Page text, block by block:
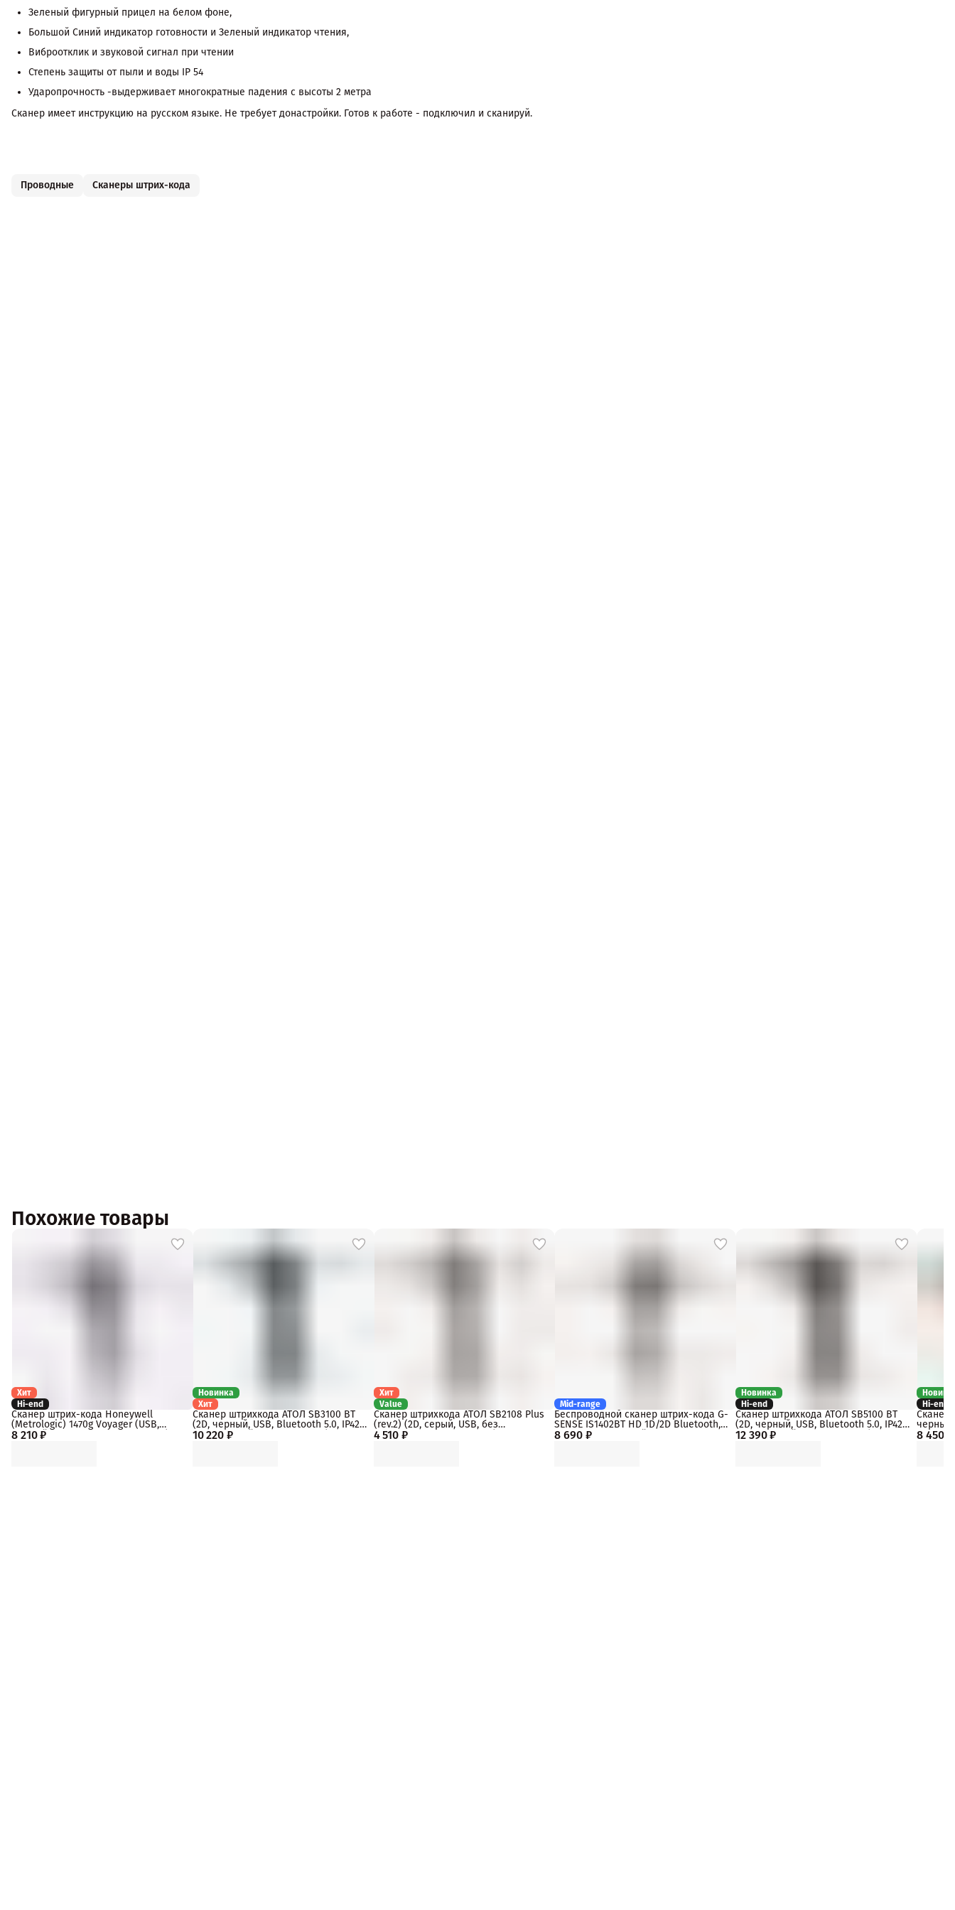
Зеленый фигурный прицел на белом фоне,
Большой Синий индикатор готовности и Зеленый индикатор чтения,
Виброотклик и звуковой сигнал при чтении
Степень защиты от пыли и воды IP 54
Ударопрочность -выдерживает многократные падения с высоты 2 метра
Сканер имеет инструкцию на русском языке. Не требует донастройки. Готов к работе - подключил и сканируй.
Проводные Сканеры штрих-кода
Похожие товары
Хит
Hi-end
8 210 ₽
Сканер штрих-кода Honeywell
(Metrologic) 1470g Voyager (USB,
Черный, арт. 1470G2D-2USB-33502)
Новинка
Хит
10 220 ₽
Сканер штрихкода АТОЛ SB3100 BT
(2D, черный, USB, Bluetooth 5.0, IP42,
c подставкой, упаковка 1 шт.)
Хит
Value
4 510 ₽
Сканер штрихкода АТОЛ SB2108 Plus
(rev.2) (2D, серый, USB, без
подставки, упаковка 1 шт.)
Mid-range
8 690 ₽
Беспроводной сканер штрих-кода G-
SENSE IS1402BT HD 1D/2D Bluetooth,
2.4Ghz, USB, черный, dongle
Новинка
Hi-end
12 390 ₽
Сканер штрихкода АТОЛ SB5100 BT
(2D, черный, USB, Bluetooth 5.0, IP42,
c подставкой, упаковка 1 шт.)
Hi-end
8 450 ₽
Сканер
черный,